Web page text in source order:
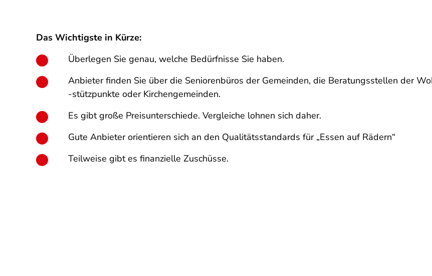
Das Wichtigste in Kürze:
Überlegen Sie genau, welche Bedürfnisse Sie haben.
Anbieter finden Sie über die Seniorenbüros der Gemeinden, die Beratungsstellen der
-stützpunkte oder Kirchengemeinden.
Es gibt große Preisunterschiede. Vergleiche lohnen sich daher.
Gute Anbieter orientieren sich an den Qualitätsstandards für „Essen auf Rädern“
Teilweise gibt es finanzielle Zuschüsse.